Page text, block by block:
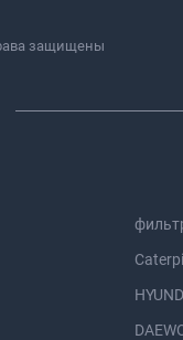
защищены